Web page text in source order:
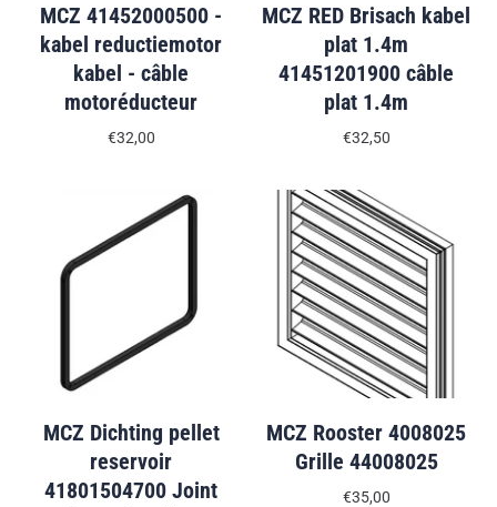
MCZ 41452000500 -
kabel reductiemotor
kabel - câble
motoréducteur
€32,00
MCZ RED Brisach kabel
plat 1.4m
41451201900 câble
plat 1.4m
€32,50
MCZ Dichting pellet
reservoir
41801504700 Joint
MCZ Rooster 4008025
Grille 44008025
€35,00